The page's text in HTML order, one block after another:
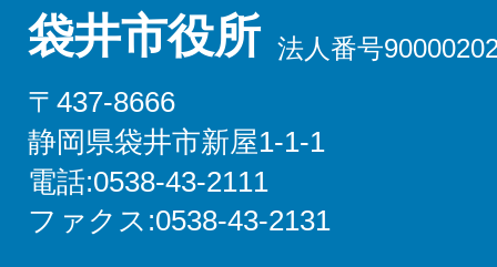
袋井市役所 法人番号
〒437-8666
静岡県袋井市新屋1-1-1
電話:0538-43-2111
ファクス:0538-43-2131